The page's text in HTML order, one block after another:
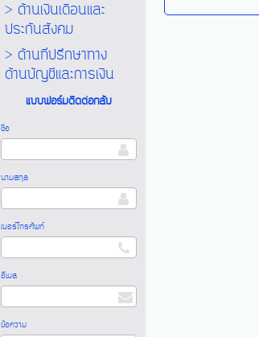
> ด้านเงินเดือนและ
ประกันสังคม
> ด้านที่ปรึกษาทาง
ด้านบัญชีและการเงิน
แบบฟอร์มติดต่อกลับ
ชื่อ
นามสกุล
เบอร์โทรศัพท์
อีเมล
ข้อความ